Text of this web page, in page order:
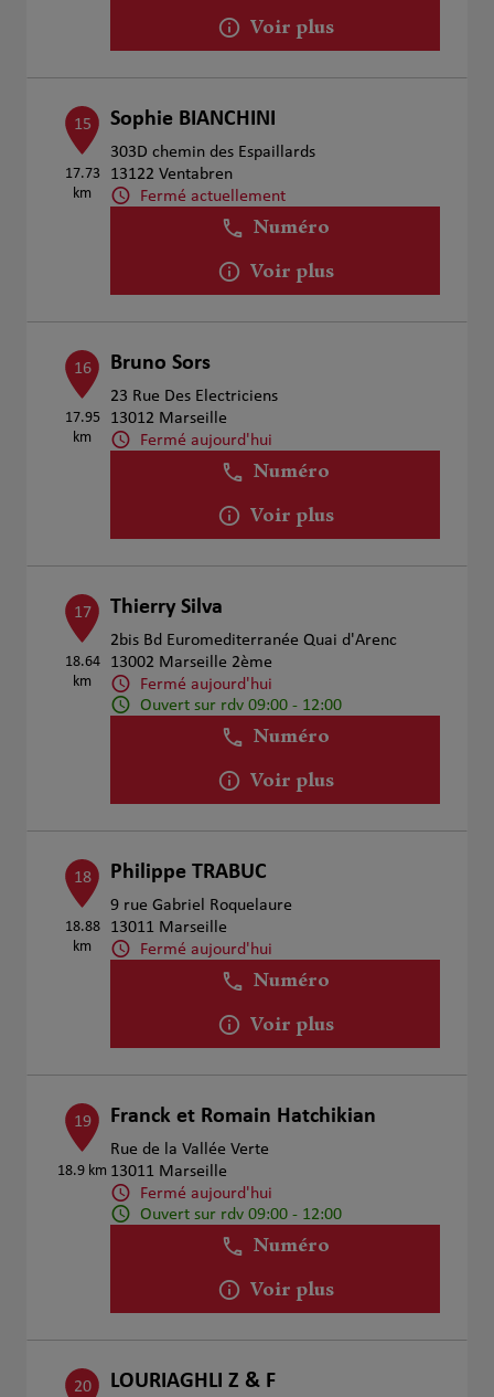
Voir plus
15
17.73
km
Sophie BIANCHINI
303D chemin des Espaillards
13122 Ventabren
Fermé actuellement
Numéro
Voir plus
16
17.95
km
Bruno Sors
23 Rue Des Electriciens
13012 Marseille
Fermé aujourd'hui
Numéro
Voir plus
17
18.64
km
Thierry Silva
2bis Bd Euromediterranée Quai d'Arenc
13002 Marseille 2ème
Fermé aujourd'hui
Ouvert sur rdv 09:00 - 12:00
Numéro
Voir plus
18
18.88
km
Philippe TRABUC
9 rue Gabriel Roquelaure
13011 Marseille
Fermé aujourd'hui
Numéro
Voir plus
19
18.9 km
Franck et Romain Hatchikian
Rue de la Vallée Verte
13011 Marseille
Fermé aujourd'hui
Ouvert sur rdv 09:00 - 12:00
Numéro
Voir plus
20 LOURIAGHLI Z & F